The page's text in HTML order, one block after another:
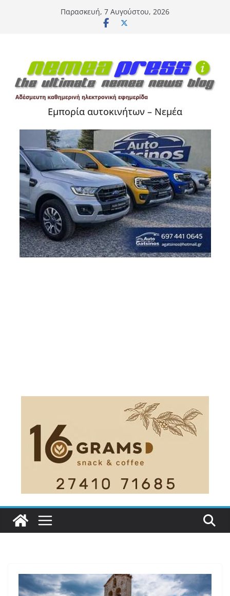
Παρασκευή, 7 Αυγούστου, 2026
Εμπορία αυτοκινήτων – Νεμέα